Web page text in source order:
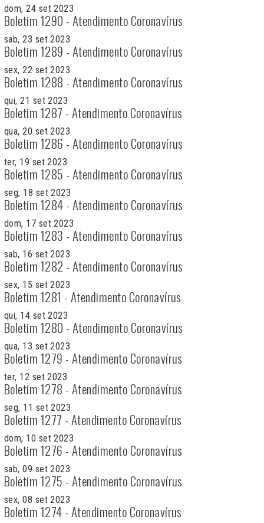
dom, 24 set 2023
Boletim 1290 - Atendimento Coronavírus
sab, 23 set 2023
Boletim 1289 - Atendimento Coronavírus
sex, 22 set 2023
Boletim 1288 - Atendimento Coronavírus
qui, 21 set 2023
Boletim 1287 - Atendimento Coronavírus
qua, 20 set 2023
Boletim 1286 - Atendimento Coronavírus
ter, 19 set 2023
Boletim 1285 - Atendimento Coronavírus
seg, 18 set 2023
Boletim 1284 - Atendimento Coronavírus
dom, 17 set 2023
Boletim 1283 - Atendimento Coronavírus
sab, 16 set 2023
Boletim 1282 - Atendimento Coronavírus
sex, 15 set 2023
Boletim 1281 - Atendimento Coronavírus
qui, 14 set 2023
Boletim 1280 - Atendimento Coronavírus
qua, 13 set 2023
Boletim 1279 - Atendimento Coronavírus
ter, 12 set 2023
Boletim 1278 - Atendimento Coronavírus
seg, 11 set 2023
Boletim 1277 - Atendimento Coronavírus
dom, 10 set 2023
Boletim 1276 - Atendimento Coronavírus
sab, 09 set 2023
Boletim 1275 - Atendimento Coronavírus
sex, 08 set 2023
Boletim 1274 - Atendimento Coronavírus